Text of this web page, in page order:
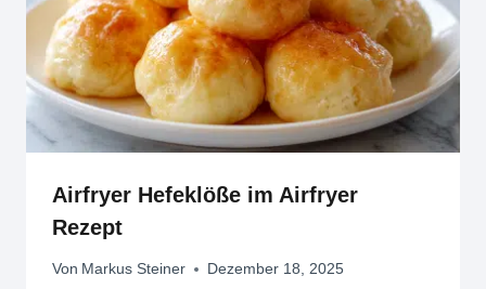
Airfryer Hefeklöße im Airfryer
Rezept
Von Markus Steiner Dezember 18, 2025